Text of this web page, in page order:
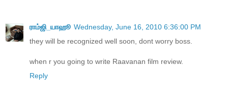
ராம்ஜி_யாஹூ Wednesday, June 16, 2010 6:36:00 PM
they will be recognized well soon, dont worry boss.
when r you going to write Raavanan film review.
Reply